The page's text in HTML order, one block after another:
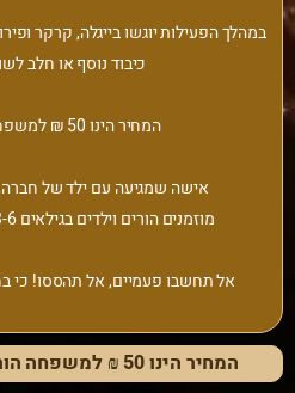
במהלך הפעילות יוגשו בייגלה, קרקר
כיבוד נוסף או חלב
המחיר הינו 50 ₪ למשפחה הורים וילדים.
אישה שמגיעה עם ילד של
מוזמנים הורים וילדים בגילאים 3-6 ואחיהם הצעירים מהם.
אל תחשבו פעמיים, אל תהססו! כי
המחיר הינו 50 ₪ למשפחה הורים וילדים.